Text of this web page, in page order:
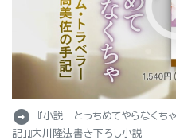
arrow_circle_right
『小説 とっちめてやらなくちゃ
記」』大川隆法書き下ろし小説